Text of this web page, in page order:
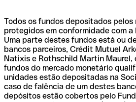
Todos os fundos depositados
protegidos em conformidade com
Uma parte destes fundos está ou
bancos parceiros, Crédit Mutuel
Natixis e Rothschild Martin Maurel,
fundos do mercado monetário
unidades estão depositadas na
caso de falência de um destes
depósitos estão cobertos pelo